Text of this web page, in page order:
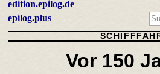
edition.epilog.de
epilog.plus
Vor 150